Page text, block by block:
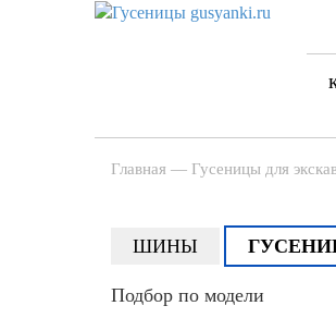
Главная — Гусеницы для
ШИНЫ
Подбор по модели